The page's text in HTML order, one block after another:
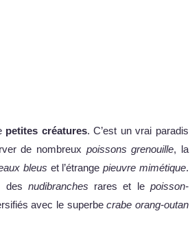
petites créatures. C’est un vrai paradis
de nombreux poissons grenouille, la
bleus et l’étrangepieuvre mimétique.
des nudibranches rares et lepoisson-
avec le superbecrabe orang-outan